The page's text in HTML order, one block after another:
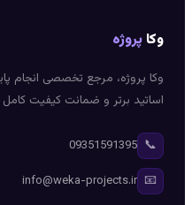
وکا پروژه
وکا پروژه، مرجع تخصصی انجام
اساتید برتر و ضمانت کیفیت
📞
09351591395
📧
info@weka-projects.ir